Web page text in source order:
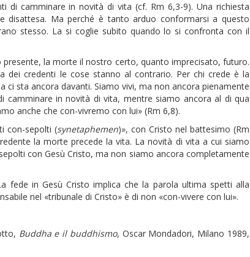
di camminare in novità di vita (cf. Rm 6,3-9). Una richiesta
disattesa. Ma perché è tanto arduo conformarsi a questo
stesso. La si coglie subito quando lo si confronta con il
la morte il nostro certo, quanto imprecisato, futuro.
dei credenti le cose stanno al contrario. Per chi crede è la
ci sta ancora davanti. Siamo vivi, ma non ancora pienamente
camminare in novità di vita, mentre siamo ancora al di qua
anche che con-vivremo con lui» (Rm 6,8).
con-sepolti (synetaphemen)», con Cristo nel battesimo (Rm
la morte precede la vita. La novità di vita a cui siamo
con Gesù Cristo, ma non siamo ancora completamente
fede in Gesù Cristo implica che la parola ultima spetti alla
nel «tribunale di Cristo» è di non «con-vivere con lui».
Buddha e il buddhismo, Oscar Mondadori, Milano 1989,